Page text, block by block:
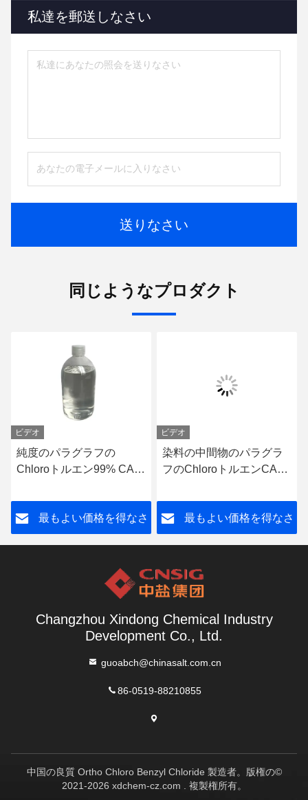
私達を郵送しなさい
送りなさい
同じようなプロダクト
ビデオ
純度のパラグラフの
Chloroトルエン99% CAS
最もよい価格を得なさ
ビデオ
染料の中間物のパラグラ
フのChloroトルエンCAS
最もよい価格を得なさ
Changzhou Xindong Chemical Industry
Development Co., Ltd.
guoabch@chinasalt.com.cn
86-0519-88210855
中国の良質 Ortho Chloro Benzyl Chloride 製造者。版権の©
2021-2026 xdchem-cz.com . 複製権所有。